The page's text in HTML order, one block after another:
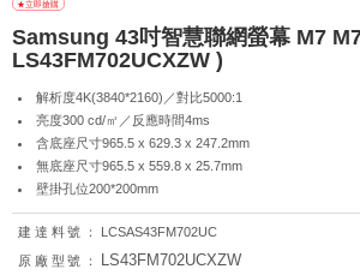
Samsung 43吋智慧聯網螢幕 M7
LS43FM702UCXZW )
解析度4K(3840*2160)／對比5000:1
亮度300 cd/㎡／反應時間4ms
含底座尺寸965.5 x 629.3 x 247.2mm
無底座尺寸965.5 x 559.8 x 25.7mm
壁掛孔位200*200mm
建達料號：
LCSAS43FM702UC
原廠型號：
LS43FM702UCXZW